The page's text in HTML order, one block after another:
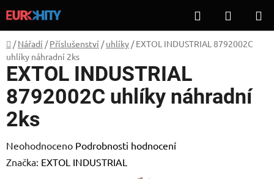
na
obsah
Hledat
KOŠÍK
Domů
/ Nářadí / Příslušenství / uhlíky / EXTOL INDUSTRIAL 8792002C
uhlíky náhradní 2ks
EXTOL INDUSTRIAL
8792002C uhlíky náhradní
2ks
Průměrné
hodnocení
Neohodnoceno Podrobnosti hodnocení
Značka: EXTOL INDUSTRIAL